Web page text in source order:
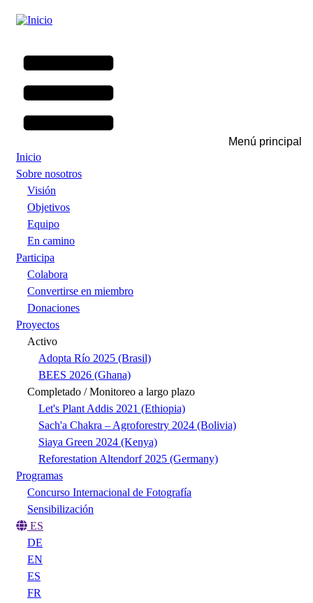
Pasar
principal
Menú principal
Inicio
Sobre nosotros
Visión
Objetivos
Equipo
En camino
Participa
Colabora
Convertirse en miembro
Donaciones
Proyectos
Activo
Adopta Río 2025 (Brasil)
BEES 2026 (Ghana)
Completado / Monitoreo a largo plazo
Let's Plant Addis 2021 (Ethiopia)
Sach'a Chakra – Agroforestry 2024 (Bolivia)
Siaya Green 2024 (Kenya)
Reforestation Altendorf 2025 (Germany)
Programas
Concurso Internacional de Fotografía
Sensibilización
ES
DE
EN
ES
FR